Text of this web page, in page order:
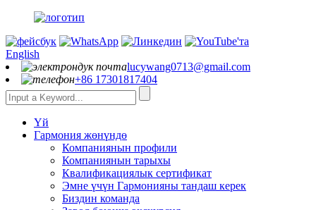
English
lucywang0713@gmail.com
+86 17301817404
Үй
Гармония жөнүндө
Компаниянын профили
Компаниянын тарыхы
Квалификациялык сертификат
Эмне үчүн Гармонияны тандаш керек
Биздин команда